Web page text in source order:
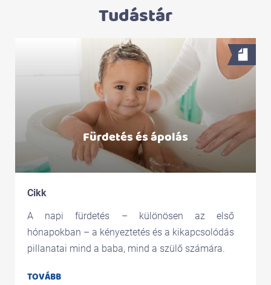
Tudástár
Fürdetés és ápolás
Cikk
A napi fürdetés – különösen az első
hónapokban – a kényeztetés és a kikapcsolódás
pillanatai mind a baba, mind a szülő számára.
TOVÁBB